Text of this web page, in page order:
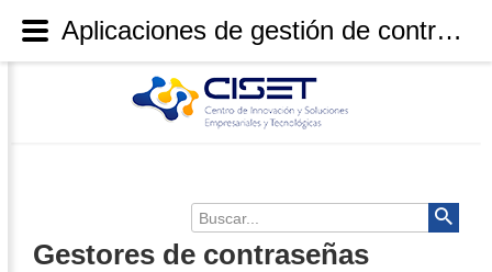
Buscar...
Gestores de contraseñas
Aplicaciones de gestión de contraseñas